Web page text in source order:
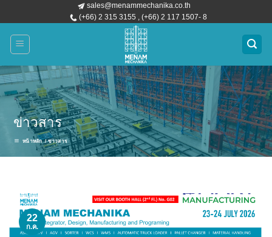
ไป
เนื้อหา
sales@menammechanika.co.th
(+66) 2 315 3155 , (+66) 2 117 1507- 8
ข่าวสาร
หน้าหลัก / ข่าวสาร
22
ก.ค.